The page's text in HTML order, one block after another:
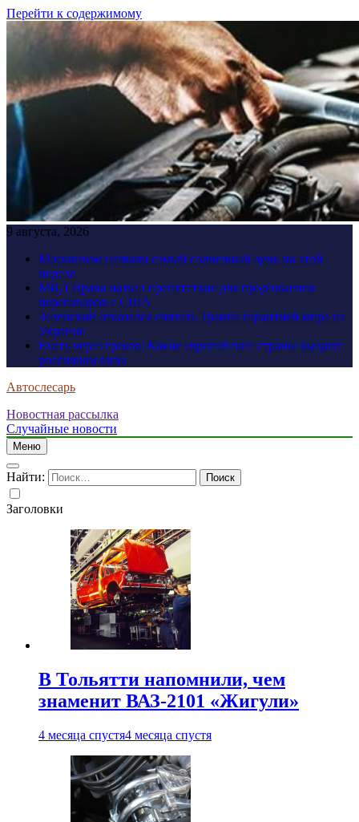
Перейти к содержимому
9 августа, 2026
Москвичам назвали самый солнечный день на этой
неделе
МИД Ирана назвал препятствие для продолжения
переговоров с США
Зеленский отказался считать Трампа гарантией мира на
Украине
Ехать через греков: Какие европейские страны выдают
россиянам визы
Автослесарь
Новостная рассылка
Случайные новости
Меню
Найти:
Заголовки
В Тольятти напомнили, чем
знаменит ВАЗ-2101 «Жигули»
4 месяца спустя4 месяца спустя